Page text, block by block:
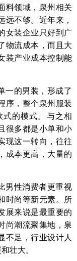
料领域，泉州相关
远不够。近年来，
女装企业只好到广
物流成本，而且大
装产业成本控制能
一的男装，形成了
序，整个泉州服装
的模式。与之相
很多都是小单和小
现这一转向，往往
成本更高，大量的
男性消费者更重视
时尚等新元素。所
展来说是最重要的
尚潮流聚集地，泉
不足，行业设计人
壮大。